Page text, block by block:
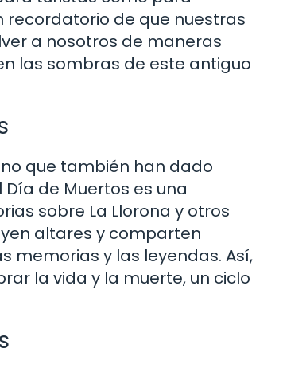
recordatorio de que nuestras
a nosotros de maneras
las sombras de este antiguo
que también han dado
de Muertos es una
sobre La Llorona y otros
altares y comparten
memorias y las leyendas. Así,
la vida y la muerte, un ciclo